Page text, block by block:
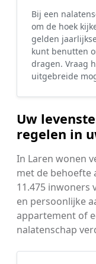
Bij een
om de hoek
gelden
kunt benutten
dragen. Vraag
uitgebreide
Uw
regelen in
In Laren wonen
met de behoefte
11.475 inwoners
en persoonlijke
appartement of
nalatenschap